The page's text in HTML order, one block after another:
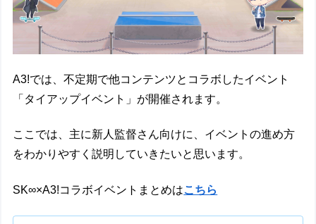
A3!では、不定期で他コンテンツとコラボしたイベント
「タイアップイベント」が開催されます。
ここでは、主に新人監督さん向けに、イベントの進め方
をわかりやすく説明していきたいと思います。
SK∞×A3!コラボイベントまとめはこちら